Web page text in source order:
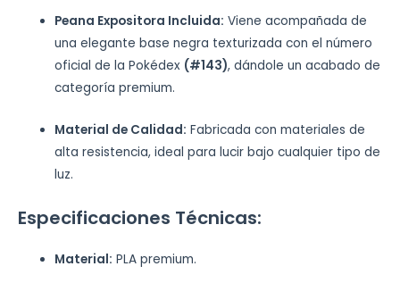
Peana Expositora Incluida: Viene acompañada de
una elegante base negra texturizada con el número
oficial de la Pokédex (#143), dándole un acabado de
categoría premium.
Material de Calidad: Fabricada con materiales de
alta resistencia, ideal para lucir bajo cualquier tipo de
luz.
Especificaciones Técnicas:
Material: PLA premium.